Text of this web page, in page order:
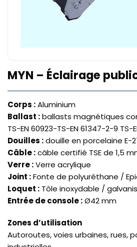
MYN – Éclairage
Corps :Aluminium
Ballast :ballasts magnétiques
TS-EN 60923-TS-EN 61347-2-9 TS-
Douilles :douille en porcelaine E-
Câble :câble certifié TSE de 1,5
Verre :Verre acrylique
Joint :Fonte de polyuréthane /
Loquet : Tôle inoxydable /
Entrée de console :Ø42 mm
Zones d’utilisation
Autoroutes, voies urbaines, rues,